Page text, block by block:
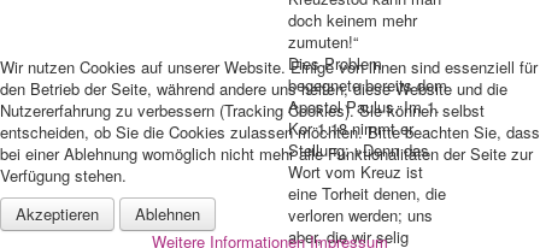
doch keinem mehr
zumuten!“
Dies Problem
begegnete bereits dem
Apostel Paulus. Im 1.
Kor 1.18 nimmt er
Stellung: »Denn das
Wort vom Kreuz ist
eine Torheit denen, die
verloren werden; uns
aber, die wir selig
Wir nutzen Cookies auf unserer Website. Einige von ihnen sind essenziell für
den Betrieb der Seite, während andere uns helfen, diese Website und die
Nutzererfahrung zu verbessern (Tracking Cookies). Sie können selbst
entscheiden, ob Sie die Cookies zulassen möchten. Bitte beachten Sie, dass
bei einer Ablehnung womöglich nicht mehr alle Funktionalitäten der Seite zur
Verfügung stehen.
Akzeptieren
Ablehnen
Weitere Informationen Impressum